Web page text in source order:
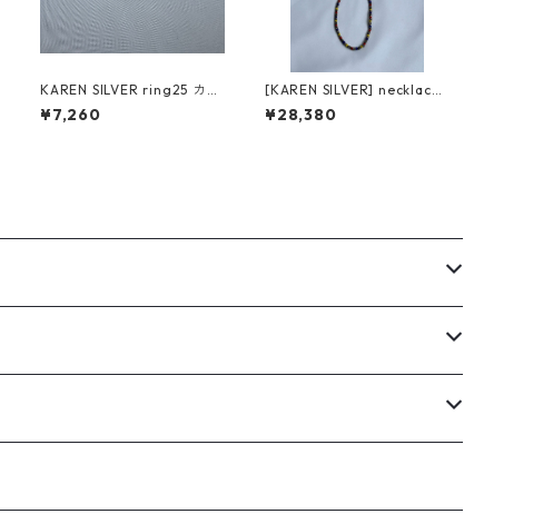
KAREN SILVER ring25 カレ
ンシルバー リング
¥7,260
[KAREN SILVER] necklace
4 カレンシルバー 47.5cm
¥28,380